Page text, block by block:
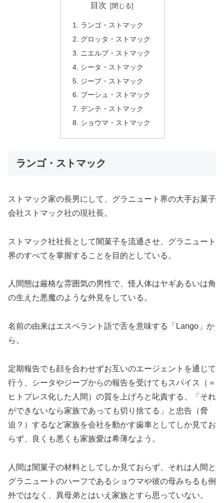
目次
ランゴ・ストマック
グロッタ・ストマック
ニエルブ・ストマック
シータ・ストマック
ジープ・ストマック
ブーシュ・ストマック
デンテ・ストマック
ショウマ・ストマック
ランゴ・ストマック
ストマック家の長男にして、グラニュート界の大手お菓子
会社ストマック社の現社長。
ストマック社社長として闇菓子を流通させ、グラニュート
界のすべてを掌握することを目的としている。
人間態は厳格な雰囲気の男性で、怪人体はヤギあるいは角
の生えた悪魔のような外見をしている。
名前の由来はエスペラント語で舌を意味する「Lango」か
ら。
定期報告でも顔を合わせずお互いのエージェントを通じて
行う、シータやジープからの報告を受けてもスパイス（＝
ヒトプレス化した人間）の質を上げろと叱責する、「それ
ができないなら家族であっても切り捨てる」と忠告（脅
迫？）するなど家族を会社を動かす歯車としてしか見てお
らず、良くも悪くも家族愛は希薄なよう。
人間は闇菓子の材料としてしか見ておらず、それは人間と
グラニュートのハーフであるショウマや彼の母みちるも例
外ではなく、異母弟とはいえ家族とすら思っていない。